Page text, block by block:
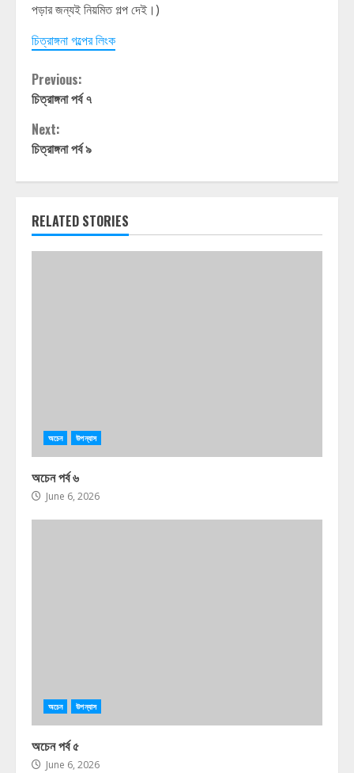
পড়ার জন্যই নিয়মিত গল্প দেই।)
চিত্রাঙ্গনা গল্পের লিংক
Continue
Reading
Previous:
চিত্রাঙ্গনা পর্ব ৭
Next:
চিত্রাঙ্গনা পর্ব ৯
RELATED STORIES
অচেন উপন্যাস
অচেন পর্ব ৬
June 6, 2026
অচেন উপন্যাস
অচেন পর্ব ৫
June 6, 2026